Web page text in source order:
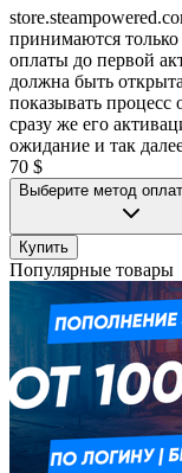
принимаются
оплаты до первой
должна быть
показывать
сразу же его
ожидание и так
70 $
Выберите метод
Купить
Популярные товары